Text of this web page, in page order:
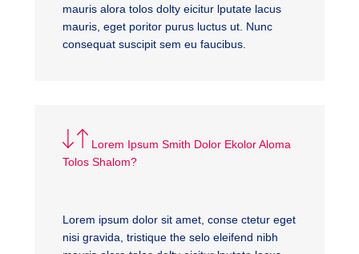
mauris alora tolos dolty eicitur lputate lacus
mauris, eget poritor purus luctus ut. Nunc
consequat suscipit sem eu faucibus.
Lorem Ipsum Smith Dolor Ekolor Aloma
Tolos Shalom?
Lorem ipsum dolor sit amet, conse ctetur eget
nisi gravida, tristique the selo eleifend nibh